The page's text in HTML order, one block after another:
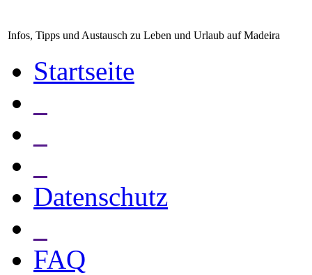
Infos, Tipps und Austausch zu Leben und Urlaub auf Madeira
Startseite
Datenschutz
FAQ